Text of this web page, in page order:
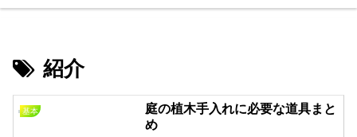
紹介
基本
庭の植木手入れに必要な道具まと
め